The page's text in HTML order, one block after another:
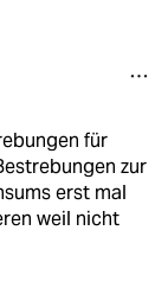
für
zur
erst mal
weil nicht